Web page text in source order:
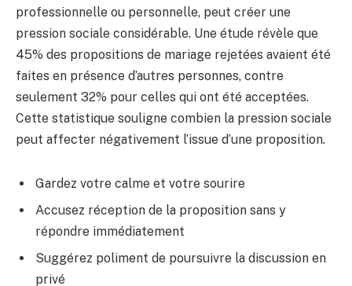
professionnelle ou personnelle, peut créer une
pression sociale considérable. Une étude révèle que
45% des propositions de mariage rejetées avaient été
faites en présence d’autres personnes, contre
seulement 32% pour celles qui ont été acceptées.
Cette statistique souligne combien la pression sociale
peut affecter négativement l’issue d’une proposition.
Gardez votre calme et votre sourire
Accusez réception de la proposition sans y
répondre immédiatement
Suggérez poliment de poursuivre la discussion en
privé